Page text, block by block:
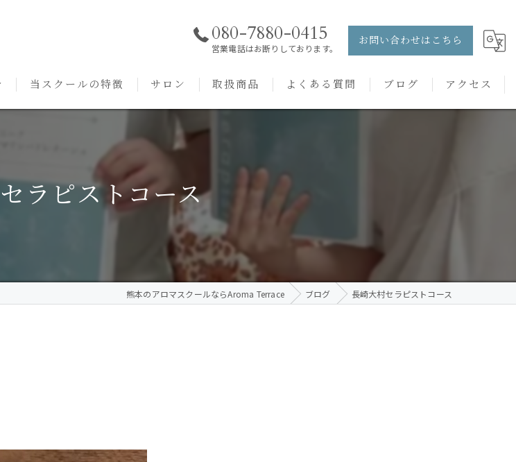
080-7880-0415
営業電話はお断りしております。
お問い合わせはこちら
ドバイザーコース
ンストラクターコース
クアロマ リンパドレナージュコース
当スクールの特徴
セルフメディケーション
サロン
サロンメニュー
術後・病後ケアメニュー
施術事例
取扱商品
健草医学舎
よくある質問 ブログ アクセス
ラピストコース
熊本のアロマスクールならAroma Terrace ブログ 長崎大村セラピストコース